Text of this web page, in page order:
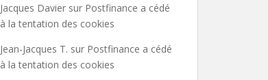
Jacques Davier sur Postfinance a cédé
à la tentation des cookies
Jean-Jacques T. sur Postfinance a cédé
à la tentation des cookies